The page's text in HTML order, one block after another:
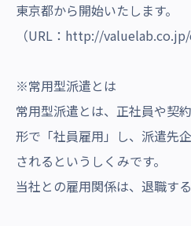
東京都から開始いたします。
（URL： http://
※常用型派遣とは
常用型派遣とは、正社員や契
形で「社員雇用」し、派遣先
されるというしくみです。
当社との雇用関係は、退職す